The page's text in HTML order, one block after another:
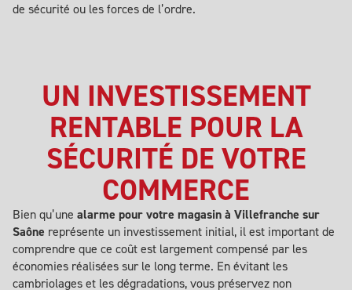
de sécurité ou les forces de l’ordre.
UN INVESTISSEMENT
RENTABLE POUR LA
SÉCURITÉ DE VOTRE
COMMERCE
Bien qu’une alarme pour votre magasin à Villefranche sur
Saône représente un investissement initial, il est important de
comprendre que ce coût est largement compensé par les
économies réalisées sur le long terme. En évitant les
cambriolages et les dégradations, vous préservez non